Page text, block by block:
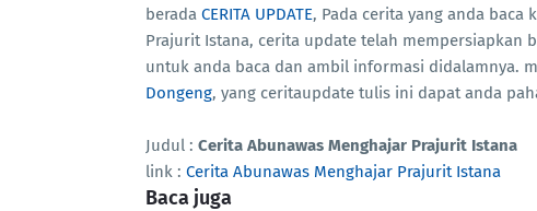
berada CERITA UPDATE, Pada cerita yang anda baca
Prajurit Istana, cerita update telah mempersiapkan
untuk anda baca dan ambil informasi didalamnya.
Dongeng, yang ceritaupdate tulis ini dapat anda
Judul : Cerita Abunawas Menghajar Prajurit Istana
link : Cerita Abunawas Menghajar Prajurit Istana
Baca juga